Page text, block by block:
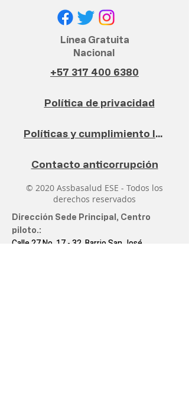
Línea Gratuita
Nacional
+57 317 400 6380
Política de privacidad
Políticas y cumplimiento legal
Contacto anticorrupción
© 2020 Assbasalud ESE - Todos los
derechos reservados
Dirección Sede Principal, Centro
piloto.:
Calle 27 No. 17 - 32, Barrio San José